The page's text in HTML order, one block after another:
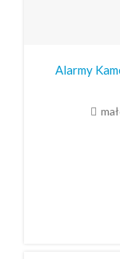
Alarmy